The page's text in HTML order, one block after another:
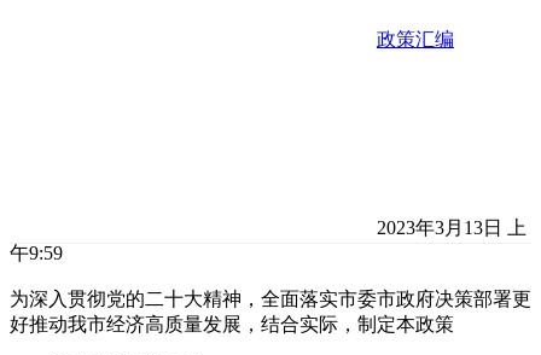
政策汇编
2023年3月13日 上
午9:59
为深入贯彻党的二十大精神，全面落实市委市政府决策部署更
好推动我市经济高质量发展，结合实际，制定本政策